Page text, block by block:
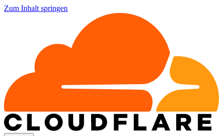
Zum Inhalt springen